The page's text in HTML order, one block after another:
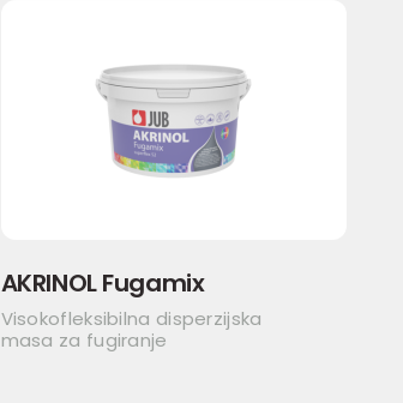
AKRINOL Fugamix
Visokofleksibilna disperzijska
masa za fugiranje